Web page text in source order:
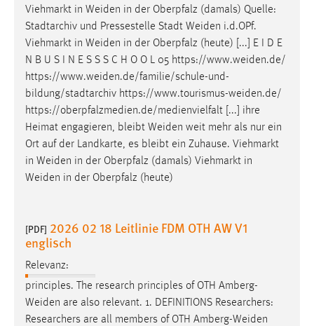
Viehmarkt in Weiden in der Oberpfalz (damals) Quelle:
Stadtarchiv und Pressestelle Stadt Weiden i.d.OPf.
Viehmarkt in Weiden in der Oberpfalz (heute) [...] E I D E
N B U S I N E S S S C H O O L 05 https://www.weiden.de/
https://www.weiden.de/familie/schule-und-
bildung/stadtarchiv https://www.tourismus-weiden.de/
https://oberpfalzmedien.de/medienvielfalt [...] ihre
Heimat engagieren, bleibt Weiden weit mehr als nur ein
Ort auf der Landkarte, es bleibt ein Zuhause. Viehmarkt
in Weiden in der Oberpfalz (damals) Viehmarkt in
Weiden in der Oberpfalz (heute)
[PDF] 2026 02 18 Leitlinie FDM OTH AW V1
englisch
Relevanz:
principles. The research principles of OTH Amberg-
Weiden are also relevant. 1. DEFINITIONS Researchers:
Researchers are all members of OTH Amberg-Weiden